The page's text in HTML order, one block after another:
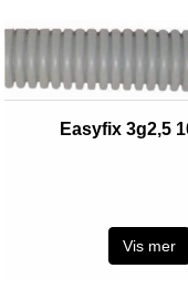
Utsolgt
Easyfix 3g2,5
Vis mer